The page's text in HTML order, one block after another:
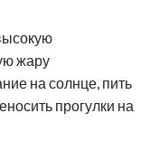
жару
на солнце, пить
прогулки на